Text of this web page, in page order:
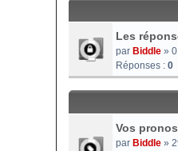
Les
par Biddle »
Réponses : 0
Vos
par Biddle »